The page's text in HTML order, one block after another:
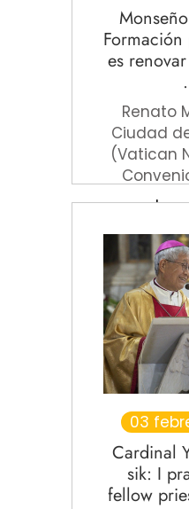
es
Renato
Ciudad
(Vatican
03
Cardinal
sik: I
fellow